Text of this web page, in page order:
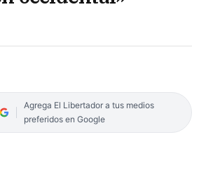
Agrega El Libertador a tus medios
preferidos en Google